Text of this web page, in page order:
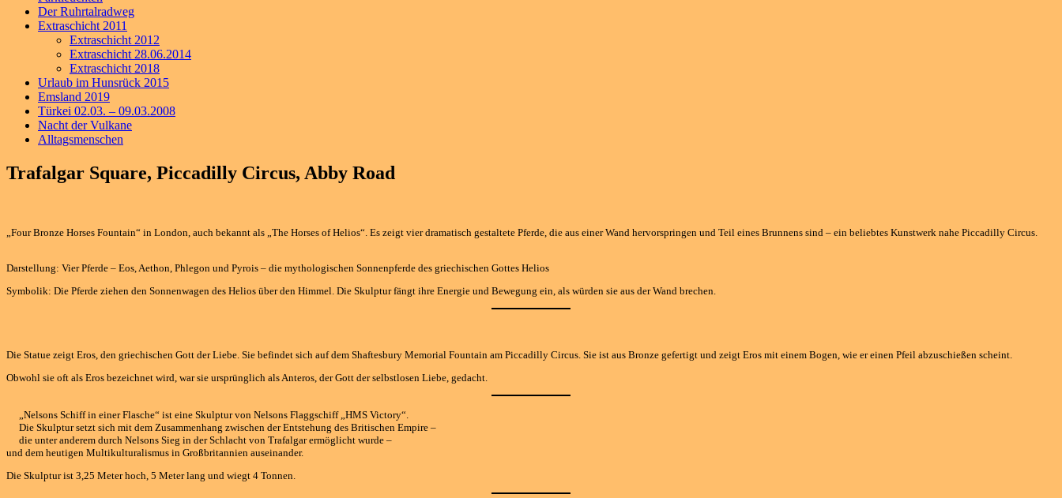
Der Ruhrtalradweg
Extraschicht 2011
Extraschicht 2012
Extraschicht 28.06.2014
Extraschicht 2018
Urlaub im Hunsrück 2015
Emsland 2019
Türkei 02.03. – 09.03.2008
Nacht der Vulkane
Alltagsmenschen
Trafalgar Square, Piccadilly Circus, Abby Road
„Four Bronze Horses Fountain“ in London, auch bekannt als „The Horses of Helios“. Es zeigt vier dramatisch gestaltete Pferde, die aus einer Wand hervorspringen und Teil eines Brunnens sind – ein beliebtes Kunstwerk nahe Piccadilly Circus.
Darstellung: Vier Pferde – Eos, Aethon, Phlegon und Pyrois – die mythologischen Sonnenpferde des griechischen Gottes Helios
Symbolik: Die Pferde ziehen den Sonnenwagen des Helios über den Himmel. Die Skulptur fängt ihre Energie und Bewegung ein, als würden sie aus der Wand brechen.
Die Statue zeigt Eros, den griechischen Gott der Liebe. Sie befindet sich auf dem Shaftesbury Memorial Fountain am Piccadilly Circus. Sie ist aus Bronze gefertigt und zeigt Eros mit einem Bogen, wie er einen Pfeil abzuschießen scheint.
Obwohl sie oft als Eros bezeichnet wird, war sie ursprünglich als Anteros, der Gott der selbstlosen Liebe, gedacht.
„Nelsons Schiff in einer Flasche“ ist eine Skulptur von Nelsons Flaggschiff „HMS Victory“.
Die Skulptur setzt sich mit dem Zusammenhang zwischen der Entstehung des Britischen Empire –
die unter anderem durch Nelsons Sieg in der Schlacht von Trafalgar ermöglicht wurde –
und dem heutigen Multikulturalismus in Großbritannien auseinander.
Die Skulptur ist 3,25 Meter hoch, 5 Meter lang und wiegt 4 Tonnen.